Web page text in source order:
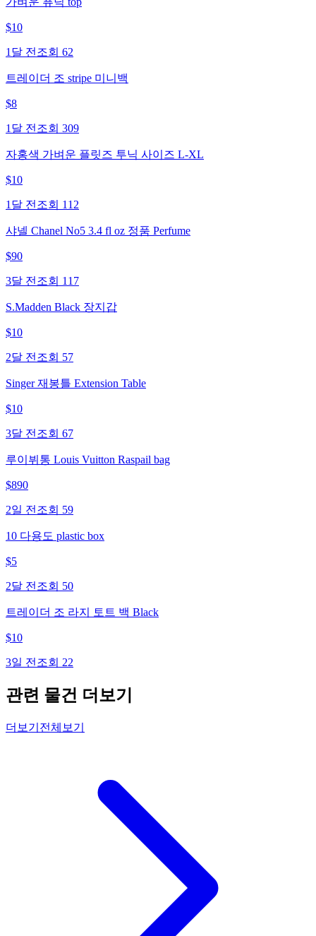
$10
1달 전 조회 62
트레이더 조 stripe 미니백
$8
1달 전 조회 309
자홍색 가벼운 플릿즈 투닉 사이즈 L-XL
$10
1달 전 조회 112
샤넬 Chanel No5 3.4 fl oz 정품 Perfume
$90
3달 전 조회 117
S.Madden Black 장지갑
$10
2달 전 조회 57
Singer 재봉틀 Extension Table
$10
3달 전 조회 67
루이뷔통 Louis Vuitton Raspail bag
$890
2일 전 조회 59
10 다용도 plastic box
$5
2달 전 조회 50
트레이더 조 라지 토트 백 Black
$10
3일 전 조회 22
관련 물건 더보기
더보기 전체보기